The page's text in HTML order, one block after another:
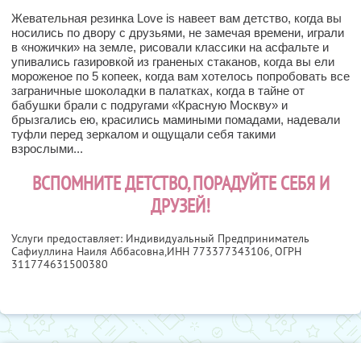
Жевательная резинка Love is навеет вам детство, когда вы
носились по двору с друзьями, не замечая времени, играли
в «ножички» на земле, рисовали классики на асфальте и
упивались газировкой из граненых стаканов, когда вы ели
мороженое по 5 копеек, когда вам хотелось попробовать все
заграничные шоколадки в палатках, когда в тайне от
бабушки брали с подругами «Красную Москву» и
брызгались ею, красились мамиными помадами, надевали
туфли перед зеркалом и ощущали себя такими
взрослыми...
ВСПОМНИТЕ ДЕТСТВО, ПОРАДУЙТЕ СЕБЯ И
ДРУЗЕЙ!
Услуги предоставляет: Индивидуальный Предприниматель
Сафиуллина Наиля Аббасовна,ИНН 773377343106, ОГРН
311774631500380